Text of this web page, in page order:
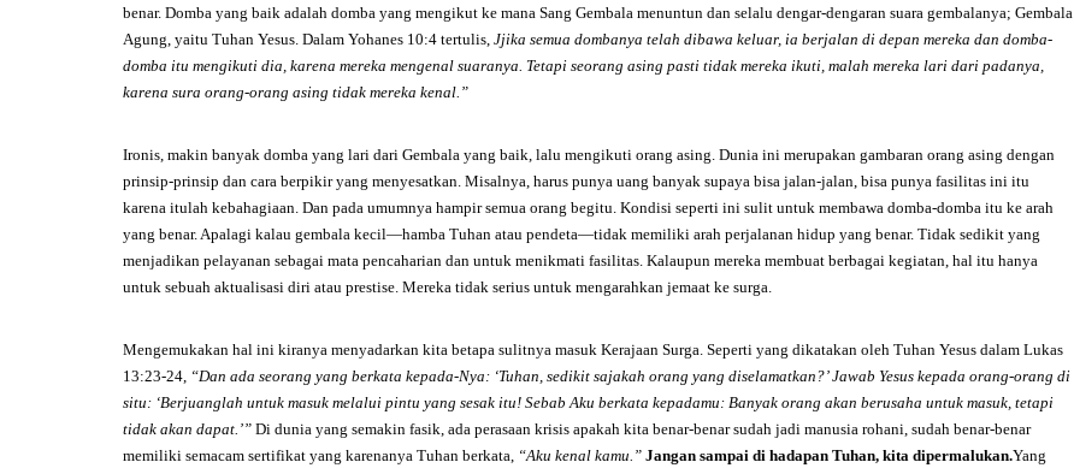
benar. Domba yang baik adalah domba yang mengikut ke mana Sang Gembala menuntun dan selalu dengar-dengaran suara gembalanya; Gembala
Agung, yaitu Tuhan Yesus. Dalam Yohanes 10:4 tertulis, Jjika semua dombanya telah dibawa keluar, ia berjalan di depan mereka dan domba-
domba itu mengikuti dia, karena mereka mengenal suaranya. Tetapi seorang asing pasti tidak mereka ikuti, malah mereka lari dari padanya,
karena sura orang-orang asing tidak mereka kenal.”
Ironis, makin banyak domba yang lari dari Gembala yang baik, lalu mengikuti orang asing. Dunia ini merupakan gambaran orang asing dengan
prinsip-prinsip dan cara berpikir yang menyesatkan. Misalnya, harus punya uang banyak supaya bisa jalan-jalan, bisa punya fasilitas ini itu
karena itulah kebahagiaan. Dan pada umumnya hampir semua orang begitu. Kondisi seperti ini sulit untuk membawa domba-domba itu ke arah
yang benar. Apalagi kalau gembala kecil—hamba Tuhan atau pendeta—tidak memiliki arah perjalanan hidup yang benar. Tidak sedikit yang
menjadikan pelayanan sebagai mata pencaharian dan untuk menikmati fasilitas. Kalaupun mereka membuat berbagai kegiatan, hal itu hanya
untuk sebuah aktualisasi diri atau prestise. Mereka tidak serius untuk mengarahkan jemaat ke surga.
Mengemukakan hal ini kiranya menyadarkan kita betapa sulitnya masuk Kerajaan Surga. Seperti yang dikatakan oleh Tuhan Yesus dalam Lukas
13:23-24, “Dan ada seorang yang berkata kepada-Nya: ‘Tuhan, sedikit sajakah orang yang diselamatkan?’ Jawab Yesus kepada orang-orang di
situ: ‘Berjuanglah untuk masuk melalui pintu yang sesak itu! Sebab Aku berkata kepadamu: Banyak orang akan berusaha untuk masuk, tetapi
tidak akan dapat.’” Di dunia yang semakin fasik, ada perasaan krisis apakah kita benar-benar sudah jadi manusia rohani, sudah benar-benar
memiliki semacam sertifikat yang karenanya Tuhan berkata, “Aku kenal kamu.” Jangan sampai di hadapan Tuhan, kita dipermalukan.Yang